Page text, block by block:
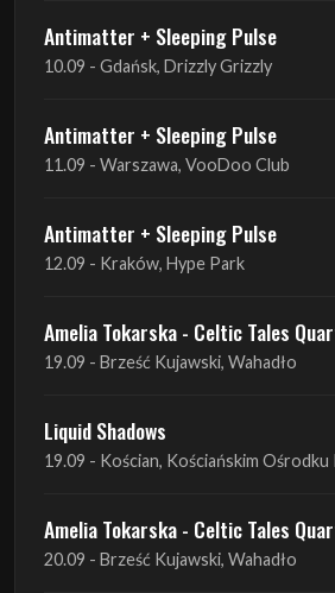
Antimatter + Sleeping Pulse
10.09 - Gdańsk, Drizzly Grizzly
Antimatter + Sleeping Pulse
11.09 - Warszawa, VooDoo Club
Antimatter + Sleeping Pulse
12.09 - Kraków, Hype Park
Amelia Tokarska - Celtic Tales
19.09 - Brześć Kujawski, Wahadło
Liquid Shadows
19.09 - Kościan, Kościańskim
Amelia Tokarska - Celtic Tales
20.09 - Brześć Kujawski, Wahadło